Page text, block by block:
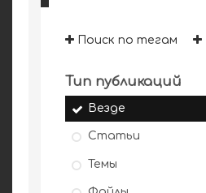
Поиск по тегам
Тип публикаций
Везде
Статьи
Темы